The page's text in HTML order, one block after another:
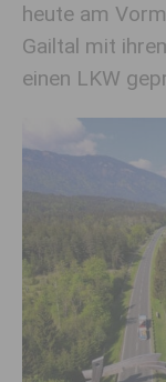
heute am
Gailtal mit
einen LKW